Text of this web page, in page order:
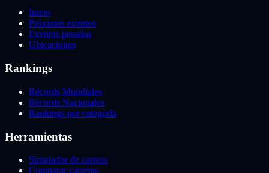
Inicio
Próximos eventos
Eventos pasados
Ubicaciones
Rankings
Récords Mundiales
Récords Nacionales
Rankings por categoría
Herramientas
Simulador de carrera
Comparar carreras